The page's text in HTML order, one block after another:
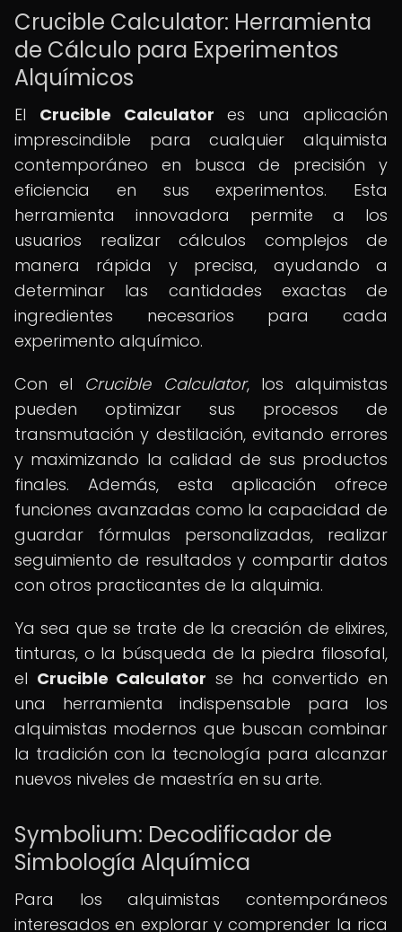
Crucible Calculator: Herramienta
de Cálculo para Experimentos
Alquímicos
El Crucible Calculator es una aplicación
imprescindible para cualquier alquimista
contemporáneo en busca de precisión y
eficiencia en sus experimentos. Esta
herramienta innovadora permite a los
usuarios realizar cálculos complejos de
manera rápida y precisa, ayudando a
determinar las cantidades exactas de
ingredientes necesarios para cada
experimento alquímico.
Con el Crucible Calculator, los alquimistas
pueden optimizar sus procesos de
transmutación y destilación, evitando errores
y maximizando la calidad de sus productos
finales. Además, esta aplicación ofrece
funciones avanzadas como la capacidad de
guardar fórmulas personalizadas, realizar
seguimiento de resultados y compartir datos
con otros practicantes de la alquimia.
Ya sea que se trate de la creación de elixires,
tinturas, o la búsqueda de la piedra filosofal,
el Crucible Calculator se ha convertido en
una herramienta indispensable para los
alquimistas modernos que buscan combinar
la tradición con la tecnología para alcanzar
nuevos niveles de maestría en su arte.
Symbolium: Decodificador de
Simbología Alquímica
Para los alquimistas contemporáneos
interesados en explorar y comprender la rica